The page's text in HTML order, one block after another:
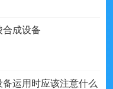
合成设备
运用时应该注意什么